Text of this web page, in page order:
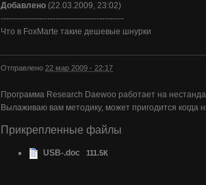
Добавлено (22.03.2009, 23:02)
---------------------------------------------
Что в FoxMarte такие дешевые шнурки
Отправлено22 мар 2009 - 22:17
Программа Research Daewoo работает на
Вылаживаю вам методику, может пригодится когда
Прикрепленные файлы
USB-.doc 111.5К